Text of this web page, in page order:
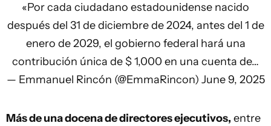
«Por cada ciudadano estadounidense nacido
después del 31 de diciembre de 2024, antes del 1 de
enero de 2029, el gobierno federal hará una
contribución única de $ 1,000 en una cuenta de…
— Emmanuel Rincón (@EmmaRincon) June 9, 2025
Más de una docena de directores ejecutivos, entre